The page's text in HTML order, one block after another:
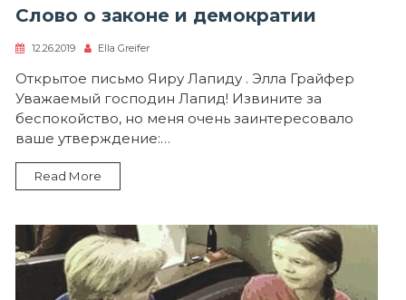
Слово о законе и демократии
12.26.2019 Ella Greifer
Открытое письмо Яиру Лапиду . Элла Грайфер
Уважаемый господин Лапид! Извините за
беспокойство, но меня очень заинтересовало
ваше утверждение:…
Read More